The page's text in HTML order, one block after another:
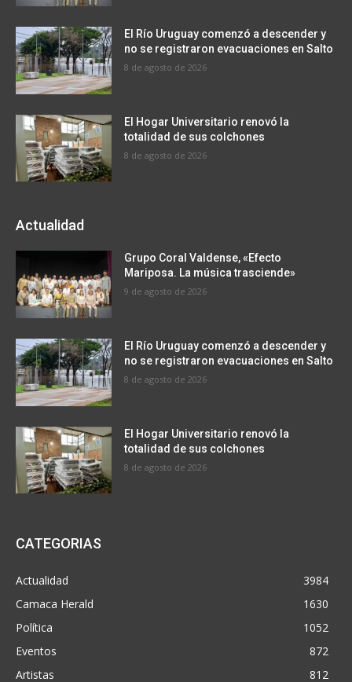
El Río Uruguay comenzó a descender y
no se registraron evacuaciones en Salto
8 de agosto de 2026
El Hogar Universitario renovó la
totalidad de sus colchones
8 de agosto de 2026
Actualidad
Grupo Coral Valdense, «Efecto
Mariposa. La música trasciende»
9 de agosto de 2026
El Río Uruguay comenzó a descender y
no se registraron evacuaciones en Salto
8 de agosto de 2026
El Hogar Universitario renovó la
totalidad de sus colchones
8 de agosto de 2026
CATEGORIAS
Actualidad
3984
Camaca Herald
1630
Política
1052
Eventos
872
Artistas
812